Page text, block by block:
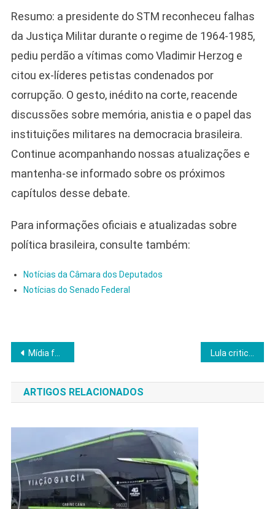
Resumo: a presidente do STM reconheceu falhas
da Justiça Militar durante o regime de 1964-1985,
pediu perdão a vítimas como Vladimir Herzog e
citou ex-líderes petistas condenados por
corrupção. O gesto, inédito na corte, reacende
discussões sobre memória, anistia e o papel das
instituições militares na democracia brasileira.
Continue acompanhando nossas atualizações e
mantenha-se informado sobre os próximos
capítulos desse debate.
Para informações oficiais e atualizadas sobre
política brasileira, consulte também:
Notícias da Câmara dos Deputados
Notícias do Senado Federal
Navegação
de
Post
Mídia fecha coro e rotula divergentes como extrema-direita, alerta pesquisador
ARTIGOS RELACIONADOS